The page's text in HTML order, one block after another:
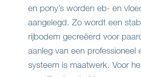
en pony’s worden eb- en
aangelegd. Zo wordt een
rijbodem gecreëerd voor
aanleg van een professioneel
systeem is maatwerk. Voor